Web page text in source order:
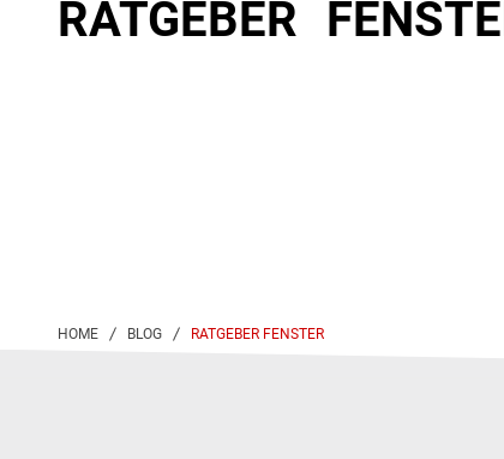
RATGEBER
RATGEBER FENSTER